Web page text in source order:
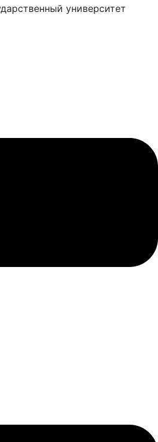
университет